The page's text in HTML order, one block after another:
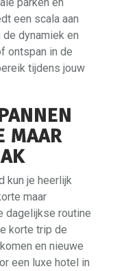
een scala aan
dynamiek en
ontspan in de
tijdens jouw
MAAR
kun je heerlijk
maar
dagelijkse routine
korte trip de
en nieuwe
een luxe hotel in